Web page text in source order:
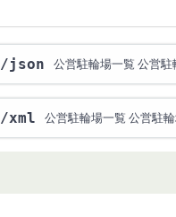
/json 公営駐輪場一覧 公営駐
/xml 公営駐輪場一覧 公営駐